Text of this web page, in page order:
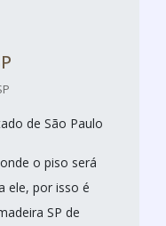
de São Paulo
o piso será
ele, por isso é
SP de